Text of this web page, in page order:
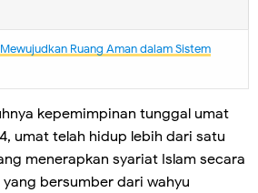
Ruang Aman dalam Sistem
kepemimpinan tunggal umat
umat telah hidup lebih dari satu
menerapkan syariat Islam secara
bersumber dari wahyu